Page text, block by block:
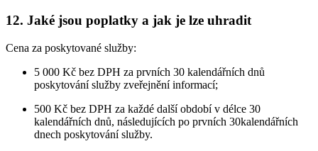
12. Jaké jsou poplatky a jak je lze uhradit
Cena za poskytované služby:
5 000 Kč bez DPH za prvních 30 kalendářních dnů
poskytování služby zveřejnění informací;
500 Kč bez DPH za každé další období v délce 30
kalendářních dnů, následujících po prvních 30kalendářních
dnech poskytování služby.